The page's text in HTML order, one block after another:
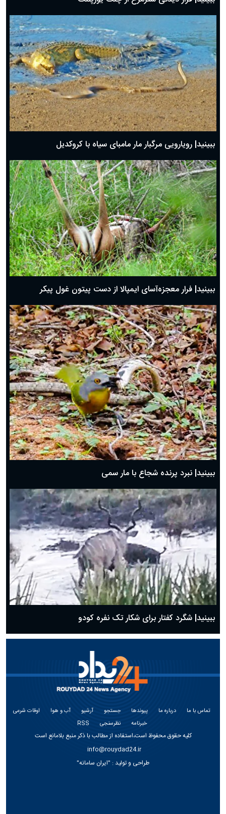
ببینید| رویارویی مرگبار مار مامبای سیاه با کروکدیل
ببینید| فرار معجزه‌آسای ایمپالا از دست پیتون غول پیکر
ببینید| نبرد پرنده شجاع با مار سمی
ببینید| شگرد کفتار برای شکار تک نفره کودو
تماس با ما درباره ما پیوندها جستجو آرشیو آب و هوا
اوقات شرعی
خبرنامه
نظرسنجی RSS
کلیه حقوق محفوظ است،استفاده از مطالب با ذکر منبع بلامانع است
info@rouydad24.ir
طراحی و تولید : "ایران سامانه"